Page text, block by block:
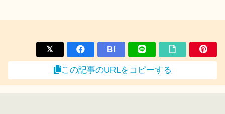
B!
この記事のURLをコピーする